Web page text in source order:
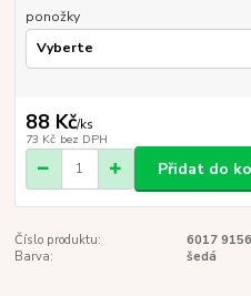
ponožky
88 Kč/ks
73 Kč bez DPH
Přidat do
Číslo produktu:
6017
Barva:
šedá